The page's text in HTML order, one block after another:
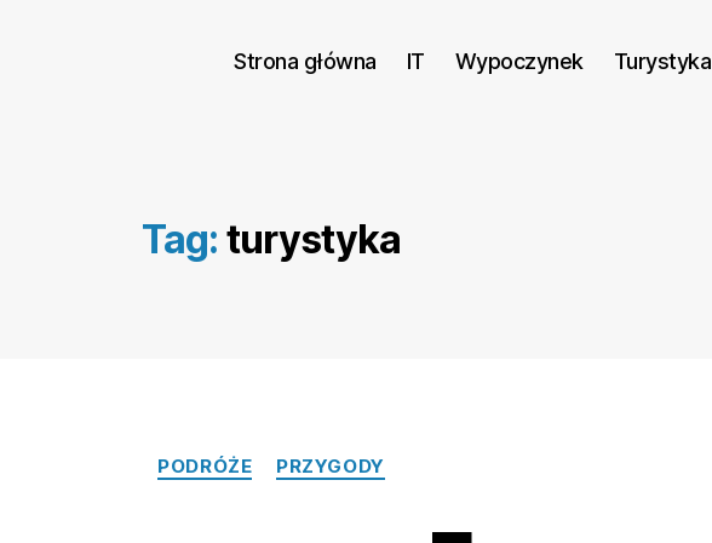
Strona główna IT Wypoczynek Turystyka
Tag: turystyka
Kategorie
PODRÓŻE PRZYGODY